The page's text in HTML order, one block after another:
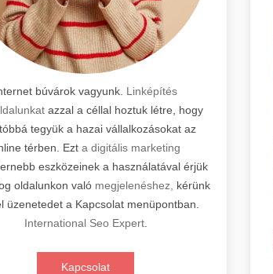
búvárok vagyunk. Linképítés
azzal a céllal hoztuk létre, hogy
tegyük a hazai vállalkozásokat az
térben. Ezt a digitális marketing
eszközeinek a használatával érjük
oldalunkon való megjelenéshez,
kérünk
üzenetedet a Kapcsolat menüpontban.
International Seo Expert.
Kapcsolat